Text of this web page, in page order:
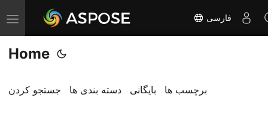
T
o
g
l
فارسی
Home
جستجو کردن دسته بندی ها بایگانی برچسب ها